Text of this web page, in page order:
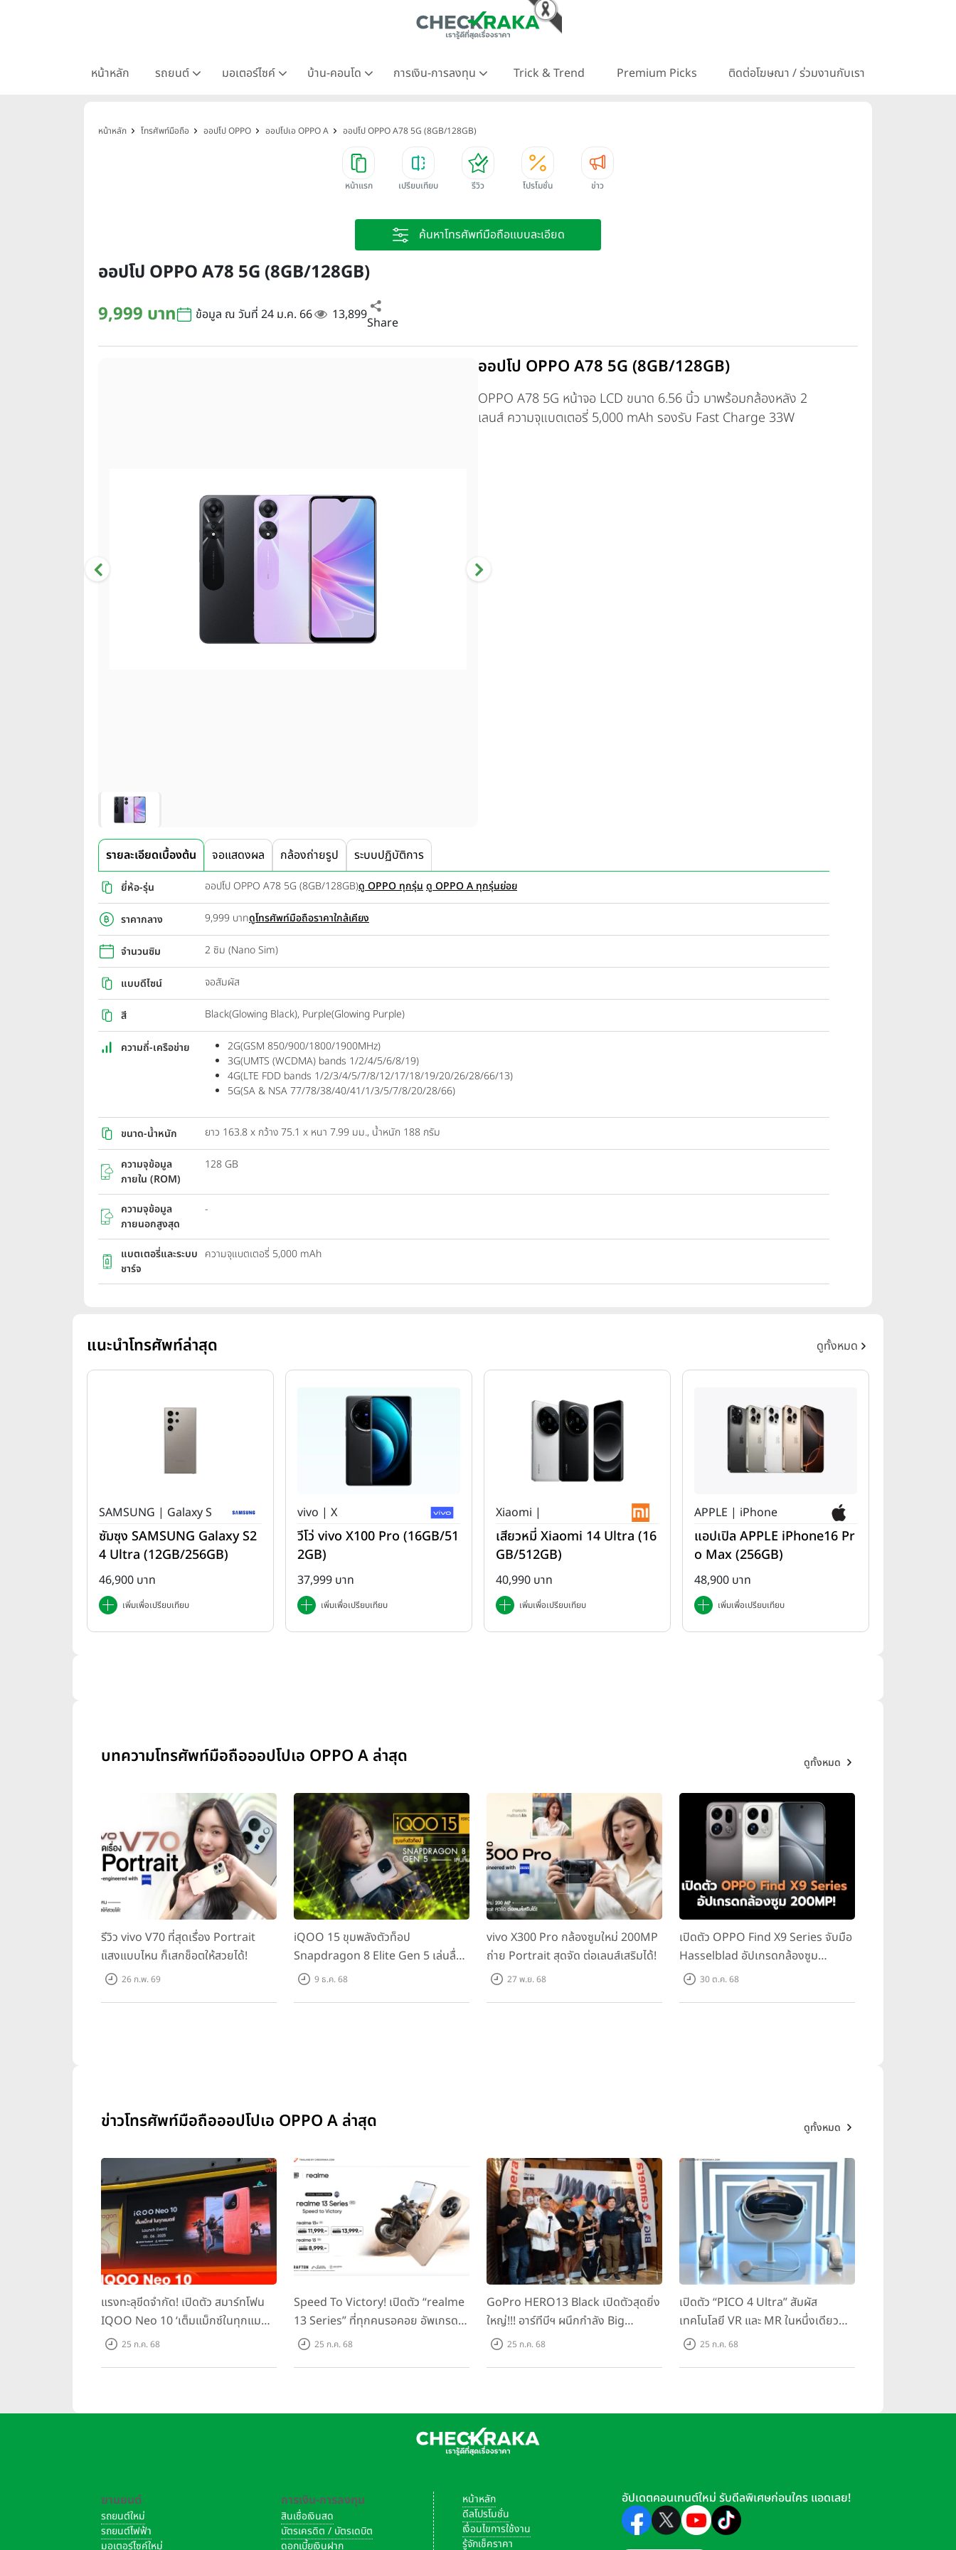
หน้าหลัก รถยนต์ มอเตอร์ไซค์ บ้าน-คอนโด การเงิน-การลงทุน Trick & Trend Premium Picks ติดต่อโฆษณา / ร่วมงานกับเรา
หน้าหลัก โทรศัพท์มือถือ ออปโป OPPO ออปโปเอ OPPO A ออปโป OPPO A78 5G (8GB/128GB)
หน้าแรก เปรียบเทียบ รีวิว โปรโมชั่น ข่าว
ค้นหาโทรศัพท์มือถือแบบละเอียด
ออปโป OPPO A78 5G (8GB/128GB)
9,999 บาท
ข้อมูล ณ วันที่ 24 ม.ค. 66 13,899Share
ออปโป OPPO A78 5G (8GB/128GB)
OPPO A78 5G หน้าจอ LCD ขนาด 6.56 นิ้ว มาพร้อมกล้องหลัง 2
เลนส์ ความจุแบตเตอรี่ 5,000 mAh รองรับ Fast Charge 33W
รายละเอียดเบื้องต้น จอแสดงผล กล้องถ่ายรูป ระบบปฏิบัติการ
ยี่ห้อ-รุ่น ออปโป OPPO A78 5G (8GB/128GB)ดู OPPO ทุกรุ่น ดู OPPO A ทุกรุ่นย่อย
ราคากลาง 9,999 บาทดูโทรศัพท์มือถือราคาใกล้เคียง
จำนวนซิม 2 ซิม (Nano Sim)
แบบดีไซน์ จอสัมผัส
สี Black(Glowing Black), Purple(Glowing Purple)
ความถี่-เครือข่าย
2G(GSM 850/900/1800/1900MHz)
3G(UMTS (WCDMA) bands 1/2/4/5/6/8/19)
4G(LTE FDD bands 1/2/3/4/5/7/8/12/17/18/19/20/26/28/66/13)
5G(SA & NSA 77/78/38/40/41/1/3/5/7/8/20/28/66)
ขนาด-น้ำหนัก ยาว 163.8 x กว้าง 75.1 x หนา 7.99 มม., น้ำหนัก 188 กรัม
ความจุข้อมูล
ภายใน (ROM)
128 GB
ความจุข้อมูล
ภายนอกสูงสุด
-
แบตเตอรี่และระบบ
ชาร์จ
ความจุแบตเตอรี่ 5,000 mAh
แนะนำโทรศัพท์ล่าสุด ดูทั้งหมด
SAMSUNG | Galaxy S
ซัมซุง SAMSUNG Galaxy S2
4 Ultra (12GB/256GB)
46,900 บาท
เพิ่มเพื่อเปรียบเทียบ
vivo | X
วีโว่ vivo X100 Pro (16GB/51
2GB)
37,999 บาท
เพิ่มเพื่อเปรียบเทียบ
Xiaomi |
เสียวหมี่ Xiaomi 14 Ultra (16
GB/512GB)
40,990 บาท
เพิ่มเพื่อเปรียบเทียบ
APPLE | iPhone
แอปเปิล APPLE iPhone16 Pr
o Max (256GB)
48,900 บาท
เพิ่มเพื่อเปรียบเทียบ
บทความโทรศัพท์มือถือออปโปเอ OPPO A ล่าสุด ดูทั้งหมด
รีวิว vivo V70 ที่สุดเรื่อง Portrait
แสงแบบไหน ก็เสกช็อตให้สวยได้!
26 ก.พ. 69
iQOO 15 ขุมพลังตัวท็อป
Snapdragon 8 Elite Gen 5 เล่นลื่น
ทุกเกม!9 ธ.ค. 68
vivo X300 Pro กล้องซูมใหม่ 200MP
ถ่าย Portrait สุดจัด ต่อเลนส์เสริมได้!
27 พ.ย. 68
เปิดตัว OPPO Find X9 Series จับมือ
Hasselblad อัปเกรดกล้องซูม
200MP!30 ต.ค. 68
ข่าวโทรศัพท์มือถือออปโปเอ OPPO A ล่าสุด ดูทั้งหมด
แรงทะลุขีดจำกัด! เปิดตัว สมาร์ทโฟน
IQOO Neo 10 ‘เต็มแม็กซ์ในทุกแมตช์’
ในราคาเริ่มต้นเพียง 15,900 บาท
25 ก.ค. 68
Speed To Victory! เปิดตัว “realme
13 Series” ที่ทุกคนรอคอย อัพเกรด
ชิปเซ็ตตัวแรง ขึ้นแท่น Gaming
25 ก.ค. 68
GoPro HERO13 Black เปิดตัวสุดยิ่ง
ใหญ่!!! อาร์ทีบีฯ ผนึกกำลัง Big
Camera และ GoPro จัดกิจกรรมสุด
25 ก.ค. 68
เปิดตัว “PICO 4 Ultra” สัมผัส
เทคโนโลยี VR และ MR ในหนึ่งเดียว
ยกระดับการทำงานและความบันเทิง
25 ก.ค. 68
ยานยนต์
รถยนต์ใหม่
รถยนต์ไฟฟ้า
มอเตอร์ไซค์ใหม่
การเงิน-การลงทุน
สินเชื่อเงินสด
บัตรเครดิต / บัตรเดบิต
ดอกเบี้ยเงินฝาก
หน้าหลัก
ดีลโปรโมชั่น
เงื่อนไขการใช้งาน
รู้จักเช็คราคา
อัปเดตคอนเทนต์ใหม่ รับดีลพิเศษก่อนใคร แอดเลย!